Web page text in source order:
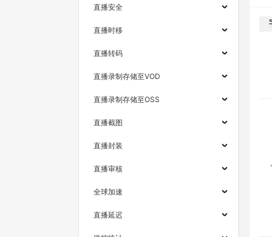
直播安全
直播时移
直播转码
直播录制存储至VOD
直播录制存储至OSS
直播截图
直播封装
直播审核
全球加速
直播延迟